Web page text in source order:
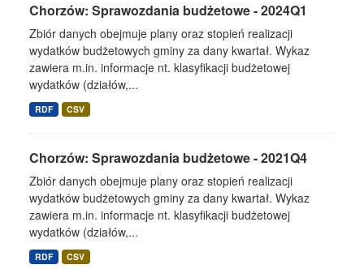
Chorzów: Sprawozdania budżetowe - 2024Q1
Zbiór danych obejmuje plany oraz stopień realizacji
wydatków budżetowych gminy za dany kwartał. Wykaz
zawiera m.in. informacje nt. klasyfikacji budżetowej
wydatków (działów,...
RDF CSV
Chorzów: Sprawozdania budżetowe - 2021Q4
Zbiór danych obejmuje plany oraz stopień realizacji
wydatków budżetowych gminy za dany kwartał. Wykaz
zawiera m.in. informacje nt. klasyfikacji budżetowej
wydatków (działów,...
RDF CSV